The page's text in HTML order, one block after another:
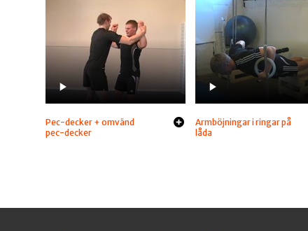
Pec-decker + omvänd
pec-decker
Armböjningar i ringar på
låda